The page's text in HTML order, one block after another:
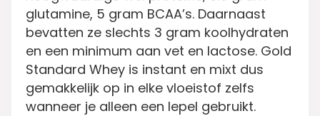
glutamine, 5 gram BCAA’s. Daarnaast
bevatten ze slechts 3 gram koolhydraten
en een minimum aan vet en lactose. Gold
Standard Whey is instant en mixt dus
gemakkelijk op in elke vloeistof zelfs
wanneer je alleen een lepel gebruikt.